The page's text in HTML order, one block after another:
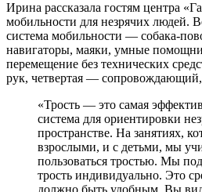
Ирина рассказала гостям центра
мобильности для незрячих людей.
система мобильности — собака-
навигаторы, маяки, умные
перемещение без технических
рук, четвертая —
«Трость — это самая
система для ориентировки
пространстве. На занятиях,
взрослыми, и с детьми, мы
пользоваться тростью. Мы
трость индивидуально. Это